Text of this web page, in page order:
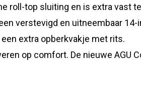
roll-top sluiting en is extra vast
verstevigd en uitneembaar 14-
extra opberkvakje met rits.
op comfort. De nieuwe AGU